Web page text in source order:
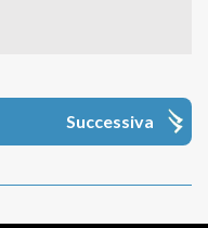
Successiva